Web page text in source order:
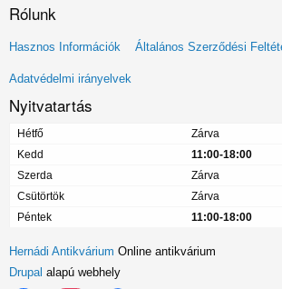
Rólunk
Lábléc
menü
Hasznos Információk Általános Szerződési
Adatvédelmi irányelvek
Nyitvatartás
Hétfő
Zárva
Kedd
11:00-18:00
Szerda
Zárva
Csütörtök
Zárva
Péntek
11:00-18:00
Hernádi Antikvárium Online antikvárium
Drupal alapú webhely